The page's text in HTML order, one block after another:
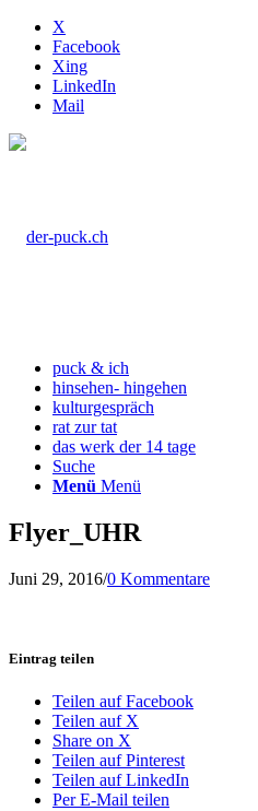
X
Facebook
Xing
LinkedIn
Mail
puck & ich
hinsehen- hingehen
kulturgespräch
rat zur tat
das werk der 14 tage
Suche
Menü Menü
Flyer_UHR
Juni 29, 2016/0 Kommentare
Eintrag teilen
Teilen auf Facebook
Teilen auf X
Share on X
Teilen auf Pinterest
Teilen auf LinkedIn
Per E-Mail teilen